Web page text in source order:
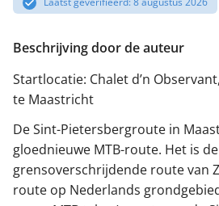
Beschrijving door de auteur
Startlocatie: Chalet d’n
te Maastricht
De Sint-Pietersbergroute in
gloednieuwe MTB-route. Het is
grensoverschrijdende route van
route op Nederlands